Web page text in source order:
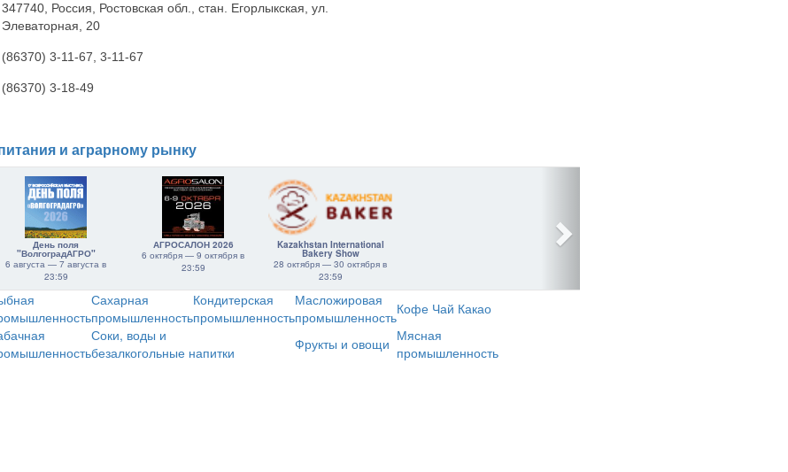
347740, Россия, Ростовская обл., стан. Егорлыкская, ул.
Элеваторная, 20
(86370) 3-11-67, 3-11-67
(86370) 3-18-49
и аграрному рынку
День поля
"ВолгоградАГРО"
6 августа — 7 августа в
23:59
АГРОСАЛОН 2026
6 октября — 9 октября в
23:59
Kazakhstan International
Bakery Show
28 октября — 30 октября в
23:59
Сахарная
промышленность
Кондитерская
промышленность
Масложировая
промышленностьКофе Чай Какао
Соки, воды и
безалкогольные напитки
Фрукты и овощи Мясная
промышленность